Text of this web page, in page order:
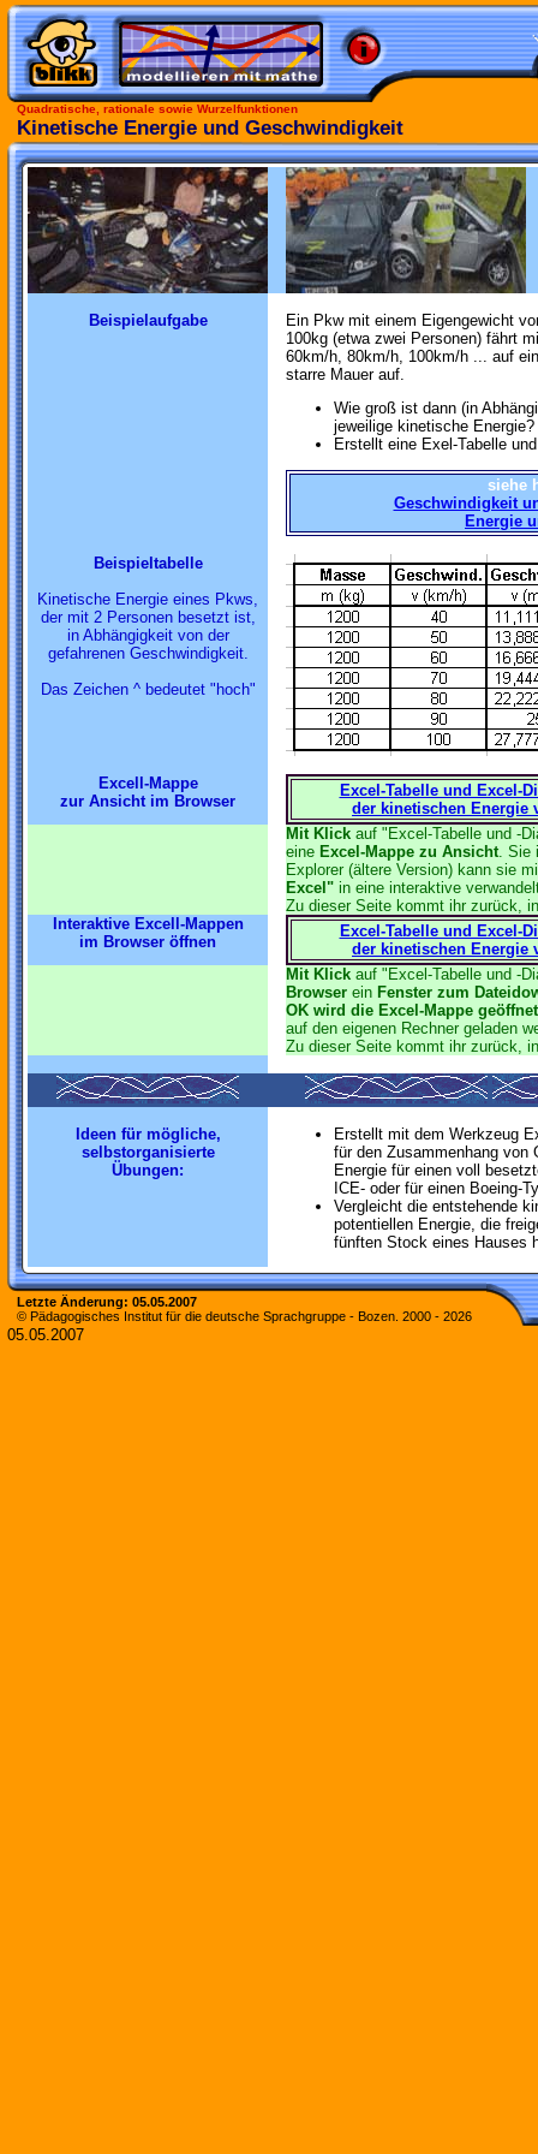
Quadratische, rationale sowie Wurzelfunktionen
Kinetische Energie und Geschwindigkeit
Beispielaufgabe
Ein Pkw mit einem Eigengewicht
100kg (etwa zwei Personen) fährt
60km/h, 80km/h, 100km/h ... auf
starre Mauer auf.
Wie groß ist dann (in
jeweilige kinetische Energie?
Erstellt eine Exel-Tabelle
siehe
Geschwindigkeit
Energie
Beispieltabelle
Kinetische Energie eines Pkws,
der mit 2 Personen besetzt ist,
in Abhängigkeit von der
gefahrenen Geschwindigkeit.
Das Zeichen ^ bedeutet "hoch"
Excell-Mappe
zur Ansicht im Browser
Excel-Tabelle und Excel-
der kinetischen Energie
Mit Klick auf "Excel-Tabelle und -
eine Excel-Mappe zu Ansicht. Sie
Explorer (ältere Version) kann sie
Excel" in eine interaktive
Zu dieser Seite kommt ihr zurück,
Interaktive Excell-Mappen
im Browser öffnen
Excel-Tabelle und Excel-
der kinetischen Energie
Mit Klick auf "Excel-Tabelle und -
Browser ein Fenster zum
OK wird die Excel-Mappe
auf den eigenen Rechner geladen
Zu dieser Seite kommt ihr zurück,
Ideen für mögliche,
selbstorganisierte
Übungen:
Erstellt mit dem Werkzeug
für den Zusammenhang von
Energie für einen voll
ICE- oder für einen Boeing-
Vergleicht die entstehende
potentiellen Energie, die
fünften Stock eines Hauses
Letzte Änderung: 05.05.2007
© Pädagogisches Institut für die deutsche Sprachgruppe - Bozen. 2000 - 2026
05.05.2007